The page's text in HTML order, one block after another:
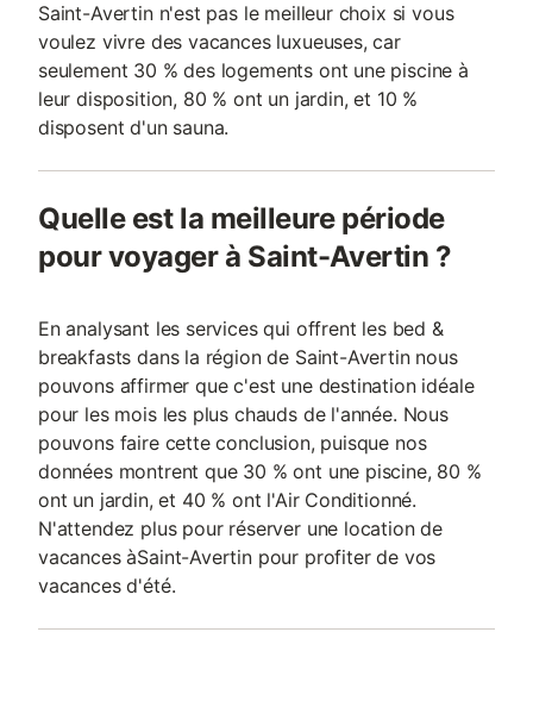
Saint-Avertin n'est pas le meilleur choix si vous
voulez vivre des vacances luxueuses, car
seulement 30 % des logements ont une piscine à
leur disposition, 80 % ont un jardin, et 10 %
disposent d'un sauna.
Quelle est la meilleure période
pour voyager à Saint-Avertin ?
En analysant les services qui offrent les bed &
breakfasts dans la région de Saint-Avertin nous
pouvons affirmer que c'est une destination idéale
pour les mois les plus chauds de l'année. Nous
pouvons faire cette conclusion, puisque nos
données montrent que 30 % ont une piscine, 80 %
ont un jardin, et 40 % ont l'Air Conditionné.
N'attendez plus pour réserver une location de
vacances àSaint-Avertin pour profiter de vos
vacances d'été.